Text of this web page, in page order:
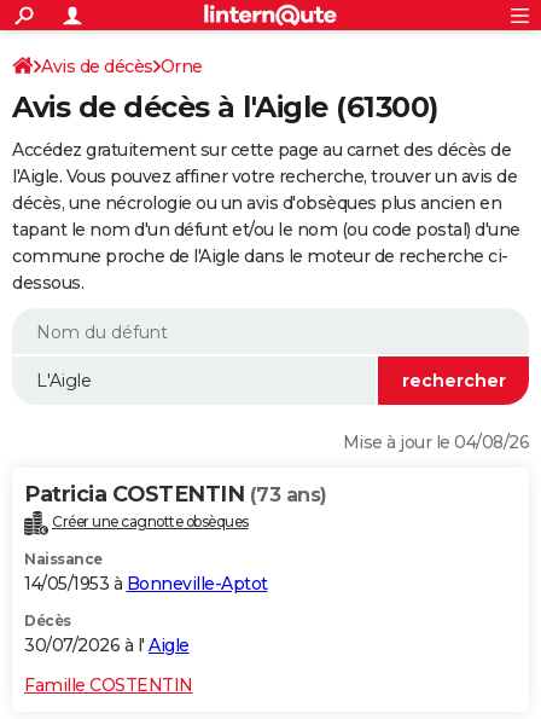
ACTUALITÉS
Politique
Société
Faits Divers
Education
Monde
Villes
+
SPORT
Coupe du monde 2026
Football
Tennis
Cyclisme
Rugby
Forum
Programme TV
TNT
Streaming
Cinéma
Sorties cinéma
Musique
+
FINANCE
Retraite
Epargne
Immobilier
Risques naturels par ville
Assurance
AUTO
Essais
Réserver un essai
Citadines
Berlines
SUV
Forum auto
+
HIGH-TECH
BRICOLAGE
WEEK-END
Alimentation
Guide de la santé
Maladies
Médicaments
Sommeil
VOYAGE
Destinations
City break
Voyage nature
Voyage de noces
Forum
Climat
+PHOTO
GUIDES D'ACHAT
Avis de décès Orne
Avis de décès à l'Aigle (61300)
Accédez gratuitement sur cette page au carnet des décès de
l'Aigle. Vous pouvez affiner votre recherche, trouver un avis de
décès, une nécrologie ou un avis d'obsèques plus ancien en
tapant le nom d'un défunt et/ou le nom (ou code postal) d'une
commune proche de l'Aigle dans le moteur de recherche ci-
dessous.
Mise à jour le 04/08/26
Patricia COSTENTIN (73 ans)
Créer une cagnotte obsèques
Naissance
14/05/1953 à Bonneville-Aptot
Décès
30/07/2026 à l' Aigle
Famille COSTENTIN